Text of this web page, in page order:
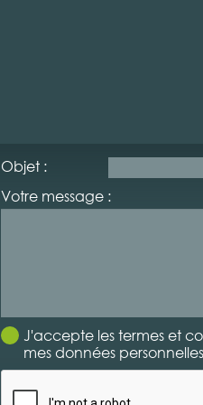
Objet :
Votre message :
J'accepte les termes et
mes données